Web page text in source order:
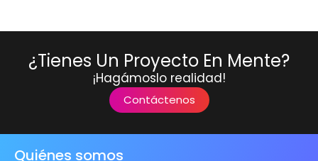
¿Tienes Un Proyecto En Mente?
¡Hagámoslo realidad!
Contáctenos
Quiénes somos